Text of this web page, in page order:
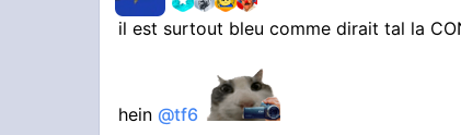
il est surtout bleu comme dirait tal la
hein @tf6